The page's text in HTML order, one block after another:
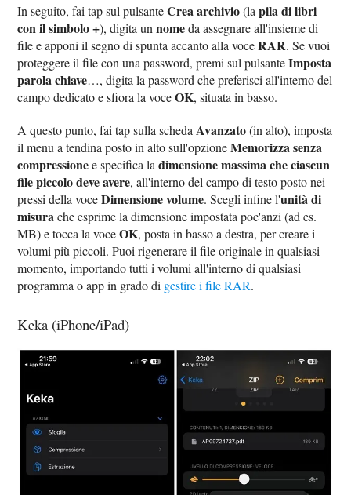
In seguito, fai tap sul pulsanteCrea archivio(lapila di libri
con il simbolo+), digita unnomeda assegnare all'insieme di
file e apponi il segno di spunta accanto alla voceRAR. Se vuoi
proteggere il file con una password, premi sul pulsanteImposta
parola chiave…, digita la password che preferisci all'interno del
campo dedicato e sfiora la voceOK, situata in basso.
A questo punto, fai tap sulla scheda Avanzato(in alto), imposta
il menu a tendina posto in alto sull'opzioneMemorizza senza
compressionee specifica ladimensione massima che ciascun
file piccolo deve avere, all'interno del campo di testo posto nei
pressi della voceDimensione volume. Scegli infine l'unità di
misurache esprime la dimensione impostata poc'anzi (ad es.
MB) e tocca la voceOK, posta in basso a destra, per creare i
volumi più piccoli. Puoi rigenerare il file originale in qualsiasi
momento, importando tutti i volumi all'interno di qualsiasi
programma o app in grado di gestire i file RAR.
Keka (iPhone/iPad)